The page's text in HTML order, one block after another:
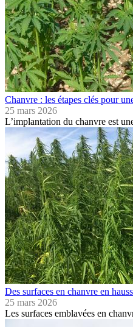
Chanvre : les étapes clés pour
25 mars 2026
L’implantation du chanvre est
Des surfaces en chanvre en
25 mars 2026
Les surfaces emblavées en